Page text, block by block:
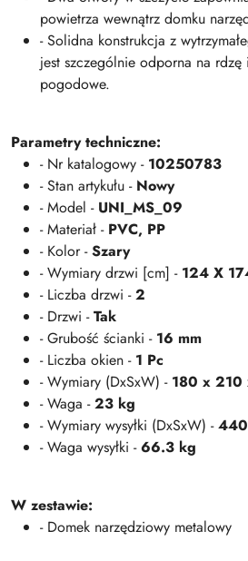
powietrza wewnątrz domku
- Solidna konstrukcja z
jest szczególnie odporna na rdzę
pogodowe.
Parametry techniczne:
- Nr katalogowy - 10250783
- Stan artykułu - Nowy
- Model - UNI_MS_09
- Materiał - PVC, PP
- Kolor -Szary
- Wymiary drzwi [cm] - 124 X
- Liczba drzwi -2
- Drzwi -Tak
- Grubość ścianki - 16 mm
- Liczba okien - 1 Pc
- Wymiary (DxSxW) - 180 x 210
- Waga -23 kg
- Wymiary wysyłki (DxSxW) -
- Waga wysyłki -66.3 kg
W zestawie:
- Domek narzędziowy metalowy